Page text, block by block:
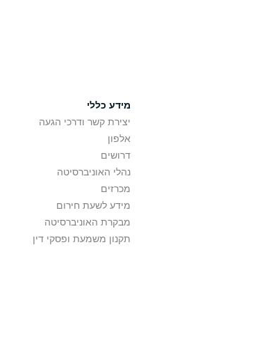
מידע כללי
יצירת קשר ודרכי הגעה
אלפון
דרושים
נהלי האוניברסיטה
מכרזים
מידע לשעת חירום
מבקרת האוניברסיטה
תקנון משמעת ופסקי דין